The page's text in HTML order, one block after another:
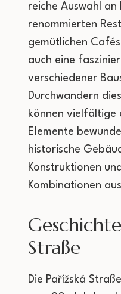
reiche Auswahl
renommierten
gemütlichen
auch eine
verschiedener
Durchwandern
können vielfältige
Elemente
historische
Konstruktionen
Kombinationen
Straße
Die Pařížská